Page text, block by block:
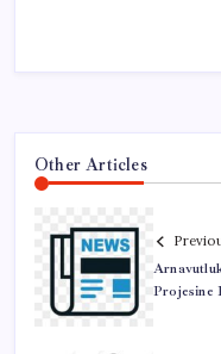
Other Articles
Projesine